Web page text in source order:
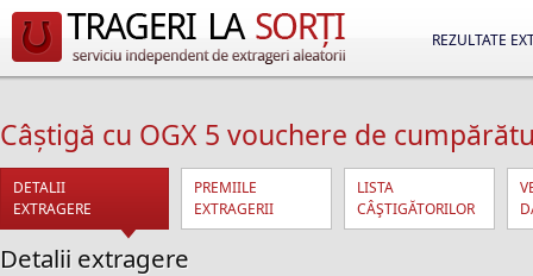
REZULTATE
Câștigă cu OGX 5 vouchere de
DETALII
EXTRAGERE
PREMIILE
EXTRAGERII
LISTA
CÂŞTIGĂTORILOR
Detalii extragere